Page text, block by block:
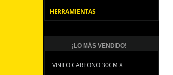
HERRAMIENTAS
¡LO MÁS VENDIDO!
VINILO CARBONO 30CM X